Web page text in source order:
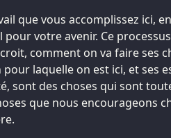
que vous accomplissez ici,
pour votre avenir. Ce
croit, comment on va faire ses
pour laquelle on est ici, et ses
sont des choses qui sont
que nous encourageons